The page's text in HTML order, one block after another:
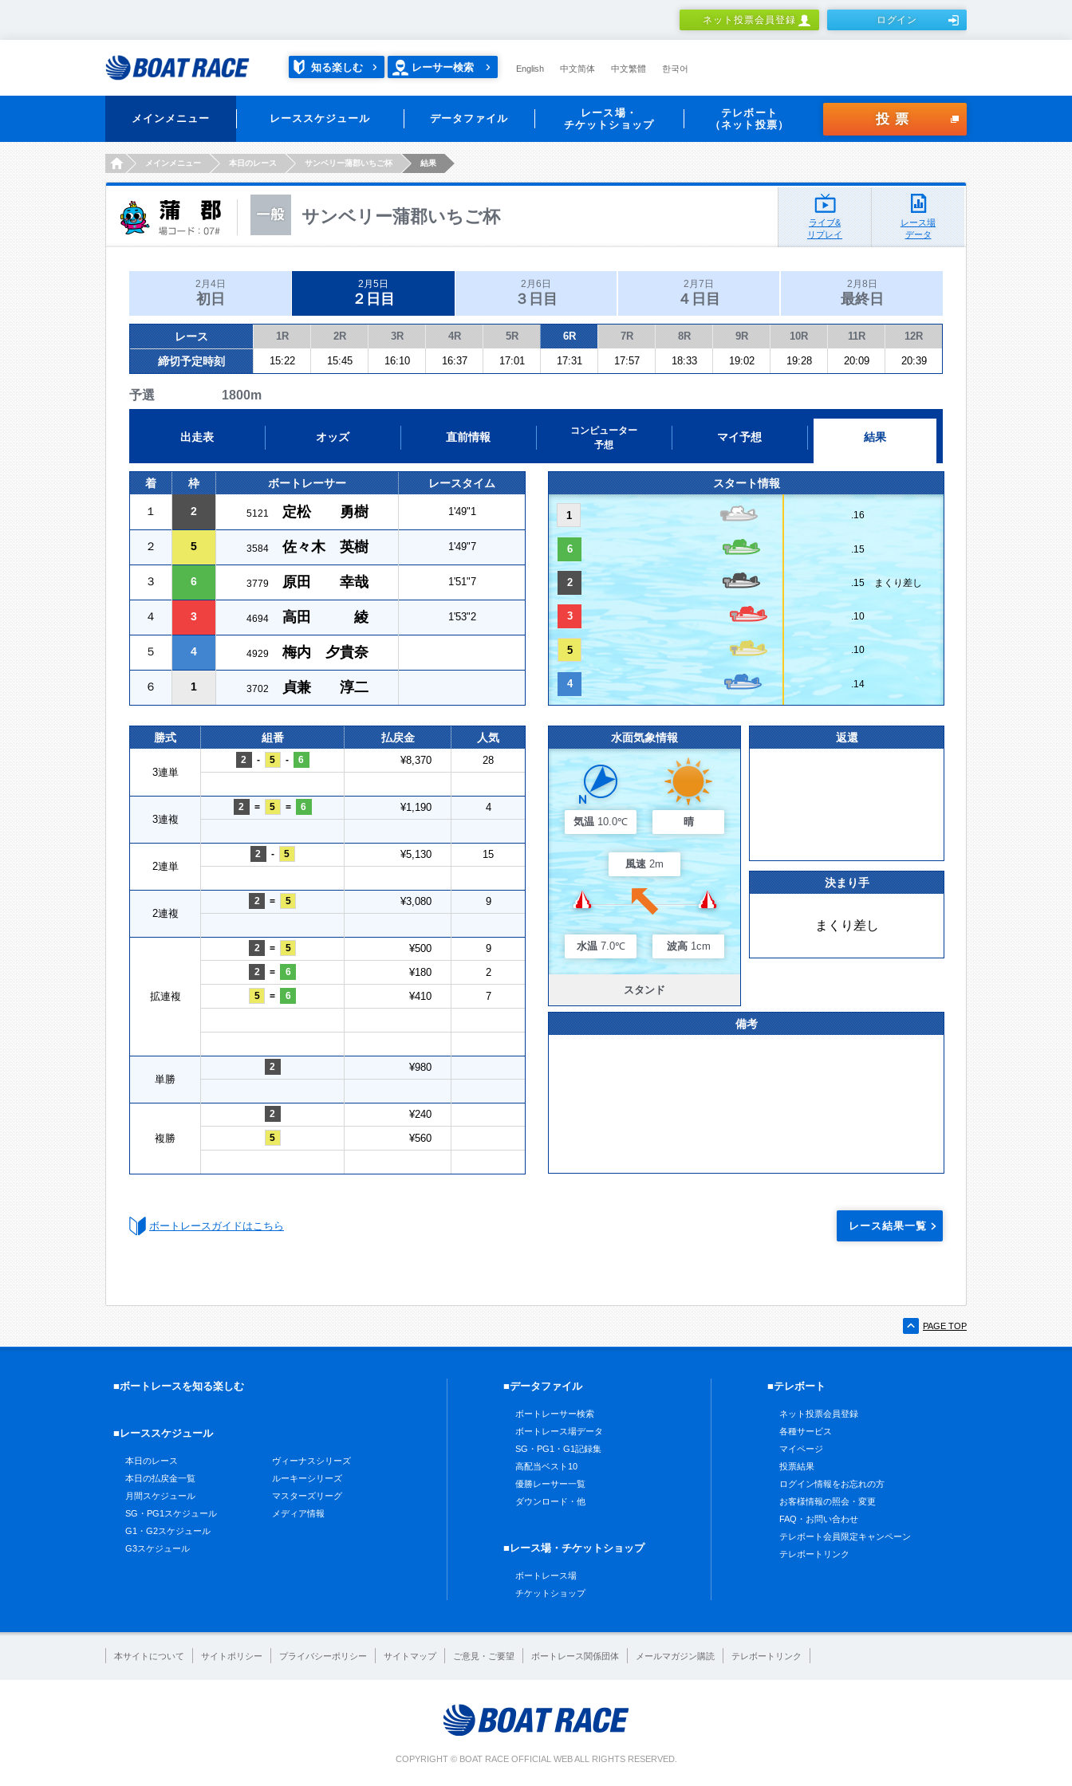
ネット投票会員登録 ログイン
知る楽しむ レーサー検索 English 中文简体 中文繁體 한국어
メインメニュー レーススケジュール データファイル
レース場・
チケットショップ
テレボート
（ネット投票）
投票
HOMEメインメニュー 本日のレース サンベリー蒲郡いちご杯 結果
サンベリー蒲郡いちご杯
ライブ&
リプレイ
レース場
データ
2月4日
初日
2月5日
２日目
2月6日
３日目
2月7日
４日目
2月8日
最終日
レース 1R 2R 3R 4R 5R 6R 7R 8R 9R 10R 11R 12R
締切予定時刻 15:22 15:45 16:10 16:37 17:01 17:31 17:57 18:33 19:02 19:28 20:09 20:39
予選 1800m
出走表 オッズ 直前情報
コンピューター
予想
マイ予想 結果
着 枠 ボートレーサー レースタイム
１ 2 5121 定松 勇樹 1'49"1
２ 5 3584 佐々木 英樹 1'49"7
３ 6 3779 原田 幸哉 1'51"7
４ 3 4694 高田 綾 1'53"2
５ 4 4929 梅内 夕貴奈
６ 1 3702 貞兼 淳二
スタート情報
1 .16
6 .15
2 .15 まくり差し
3 .10
5 .10
4 .14
勝式 組番 払戻金 人気
3連単
2 - 5 - 6 ¥8,370 28
3連複
2 = 5 = 6 ¥1,190 4
2連単
2 - 5 ¥5,130 15
2連複
2 = 5 ¥3,080 9
拡連複
2 = 5 ¥500 9
2 = 6 ¥180 2
5 = 6 ¥410 7
単勝
2 ¥980
複勝
2 ¥240
5 ¥560
水面気象情報
気温 10.0℃ 晴
風速 2m
水温 7.0℃ 波高 1cm
スタンド
返還
決まり手
まくり差し
備考
ボートレースガイドはこちら レース結果一覧
PAGE TOP
■ボートレースを知る楽しむ
■レーススケジュール
本日のレース
本日の払戻金一覧
月間スケジュール
SG・PG1スケジュール
G1・G2スケジュール
G3スケジュール
ヴィーナスシリーズ
ルーキーシリーズ
マスターズリーグ
メディア情報
■データファイル
ボートレーサー検索
ボートレース場データ
SG・PG1・G1記録集
高配当ベスト10
優勝レーサー一覧
ダウンロード・他
■レース場・チケットショップ
ボートレース場
チケットショップ
■テレボート
ネット投票会員登録
各種サービス
マイページ
投票結果
ログイン情報をお忘れの方
お客様情報の照会・変更
FAQ・お問い合わせ
テレボート会員限定キャンペーン
テレボートリンク
本サイトについて サイトポリシー プライバシーポリシー サイトマップ ご意見・ご要望 ボートレース関係団体 メールマガジン購読 テレボートリンク
COPYRIGHT © BOAT RACE OFFICIAL WEB ALL RIGHTS RESERVED.